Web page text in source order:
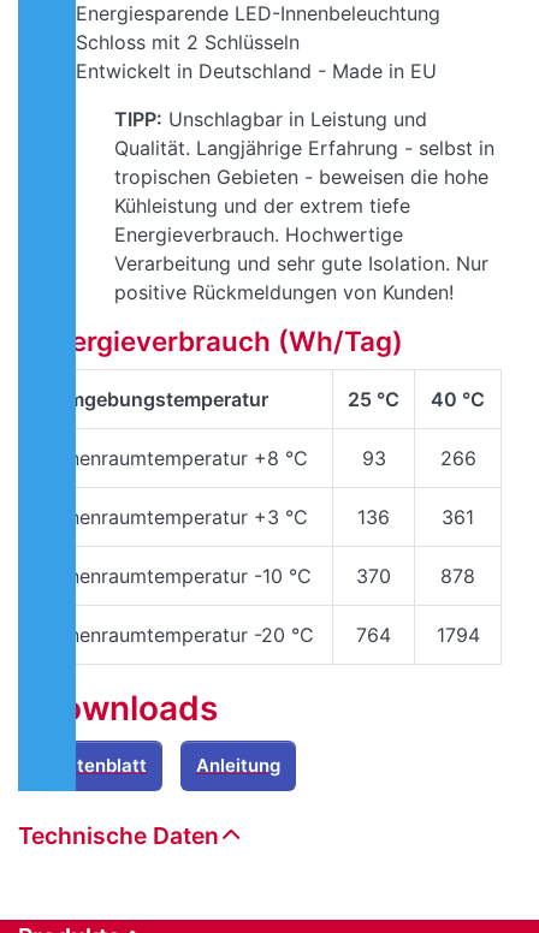
Energiesparende LED-Innenbeleuchtung
Schloss mit 2 Schlüsseln
Entwickelt in Deutschland - Made in EU
TIPP: Unschlagbar in Leistung und
Qualität. Langjährige Erfahrung - selbst in
tropischen Gebieten - beweisen die hohe
Kühleistung und der extrem tiefe
Energieverbrauch. Hochwertige
Verarbeitung und sehr gute Isolation. Nur
positive Rückmeldungen von Kunden!
Energieverbrauch (Wh/Tag)
Umgebungstemperatur 25 °C 40 °C
Innenraumtemperatur +8 °C 93 266
Innenraumtemperatur +3 °C 136 361
Innenraumtemperatur -10 °C 370 878
Innenraumtemperatur -20 °C 764 1794
Downloads
Datenblatt Anleitung
Technische Daten